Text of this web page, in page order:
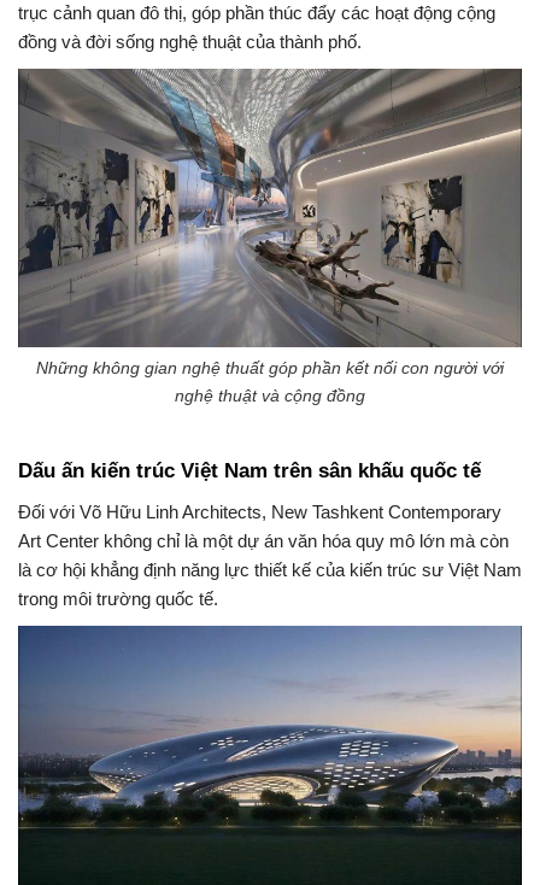
trục cảnh quan đô thị, góp phần thúc đẩy các hoạt động cộng
đồng và đời sống nghệ thuật của thành phố.
Những không gian nghệ thuất góp phần kết nối con người với
nghệ thuật và cộng đồng
Dấu ấn kiến trúc Việt Nam trên sân khấu quốc tế
Đối với Võ Hữu Linh Architects, New Tashkent Contemporary
Art Center không chỉ là một dự án văn hóa quy mô lớn mà còn
là cơ hội khẳng định năng lực thiết kế của kiến trúc sư Việt Nam
trong môi trường quốc tế.